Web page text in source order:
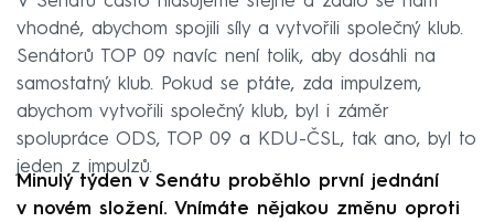
vhodné, abychom spojili síly a vytvořili společný klub.
Senátorů TOP 09 navíc není tolik, aby dosáhli na
samostatný klub. Pokud se ptáte, zda impulzem,
abychom vytvořili společný klub, byl i záměr
spolupráce ODS, TOP 09 a KDU-ČSL, tak ano, byl to
jeden z impulzů.
Minulý týden v Senátu proběhlo první jednání
v novém složení. Vnímáte nějakou změnu oproti